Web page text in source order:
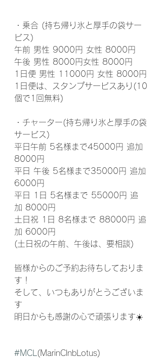
・乗合 (持ち帰り氷と厚手の袋サー
ビス)
午前 男性 9000円 女性 8000円
午後 男性 8000円女性 8000円
1日便 男性 11000円 女性 8000円
1日便は、スタンプサービスあり(10
個で1回無料)
・チャーター(持ち帰り氷と厚手の袋
サービス)
平日午前 5名様まで45000円 追加
8000円
平日 午後 5名様まで35000円 追加
6000円
平日 1日 5名様まで 55000円 追
加 8000円
土日祝 1日 8名様まで 88000円 追
加 6000円
(土日祝の午前、午後は、要相談)
皆様からのご予約お待ちしておりま
す！
そして、いつもありがとうございま
す
明日からも感謝の心で頑張ります☀️
#MCL (MarinClnbLotus)